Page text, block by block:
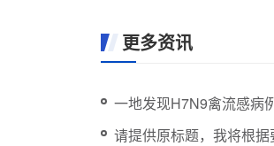
更多资讯
一地发现H7N9禽流感病
请提供原标题，我将根据